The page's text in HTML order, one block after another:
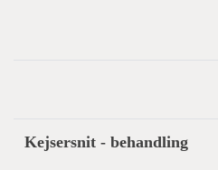
Kejsersnit - behandling